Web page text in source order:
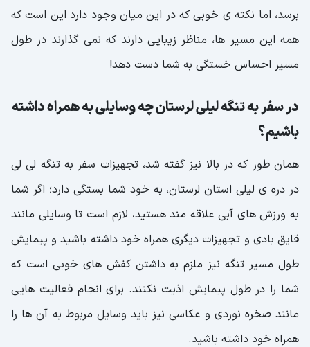
برسد، اما نکته ی خوبی که در این میان وجود دارد این است که
همه این مسیر ها، مناظر زیبایی دارند که نمی گذارند در طول
مسیر احساس خستگی به شما دست دهد!
در سفر به تنگه لیلی لرستان چه وسایلی به همراه داشته
باشیم؟
همان طور که در بالا نیز گفته شد، تجهیزات سفر به تنگه لی لی
در دره ی لیلی استان لرستان، به خود شما بستگی دارد؛ اگر شما
به ورزش های آبی علاقه مند هستید، لازم است تا وسایلی مانند
قایق بادی و تجهیزات دیگری همراه خود داشته باشید و پیمایش
طول مسیر تنگه نیز ملزم به داشتن کفش های خوبی است که
شما را در طول پیمایش اذیت نکنند. برای انجام فعالیت هایی
مانند صخره نوردی و عکاسی نیز باید وسایل مربوط به آن ها را
همراه خود داشته باشید.